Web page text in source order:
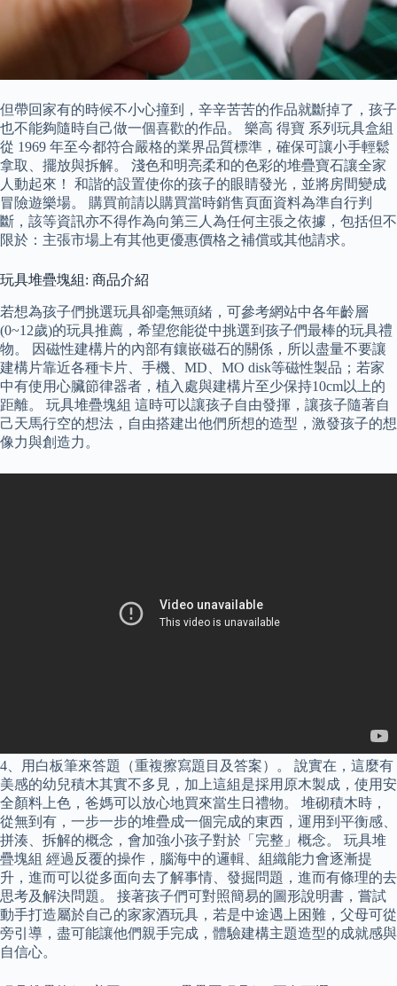
但帶回家有的時候不小心撞到，辛辛苦苦的作品就斷掉了，孩子
也不能夠隨時自己做一個喜歡的作品。 樂高 得寶 系列玩具盒組
從 1969 年至今都符合嚴格的業界品質標準，確保可讓小手輕鬆
拿取、擺放與拆解。 淺色和明亮柔和的色彩的堆疊寶石讓全家
人動起來！ 和諧的設置使你的孩子的眼睛發光，並將房間變成
冒險遊樂場。 購買前請以購買當時銷售頁面資料為準自行判
斷，該等資訊亦不得作為向第三人為任何主張之依據，包括但不
限於：主張市場上有其他更優惠價格之補償或其他請求。
玩具堆疊塊組: 商品介紹
若想為孩子們挑選玩具卻毫無頭緒，可參考網站中各年齡層
(0~12歲)的玩具推薦，希望您能從中挑選到孩子們最棒的玩具禮
物。 因磁性建構片的內部有鑲嵌磁石的關係，所以盡量不要讓
建構片靠近各種卡片、手機、MD、MO disk等磁性製品；若家
中有使用心臟節律器者，植入處與建構片至少保持10cm以上的
距離。 玩具堆疊塊組 這時可以讓孩子自由發揮，讓孩子隨著自
己天馬行空的想法，自由搭建出他們所想的造型，激發孩子的想
像力與創造力。
4、用白板筆來答題（重複擦寫題目及答案）。 說實在，這麼有
美感的幼兒積木其實不多見，加上這組是採用原木製成，使用安
全顏料上色，爸媽可以放心地買來當生日禮物。 堆砌積木時，
從無到有，一步一步的堆疊成一個完成的東西，運用到平衡感、
拼湊、拆解的概念，會加強小孩子對於「完整」概念。 玩具堆
疊塊組 經過反覆的操作，腦海中的邏輯、組織能力會逐漸提
升，進而可以從多面向去了解事情、發掘問題，進而有條理的去
思考及解決問題。 接著孩子們可對照簡易的圖形說明書，嘗試
動手打造屬於自己的家家酒玩具，若是中途遇上困難，父母可從
旁引導，盡可能讓他們親手完成，體驗建構主題造型的成就感與
自信心。